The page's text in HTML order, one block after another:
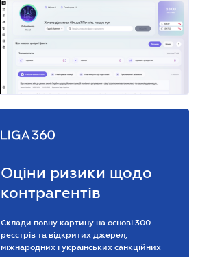
Оціни ризики щодо
контрагентів
Склади повну картину на основі 300
реєстрів та відкритих джерел,
міжнародних і українських санкційних